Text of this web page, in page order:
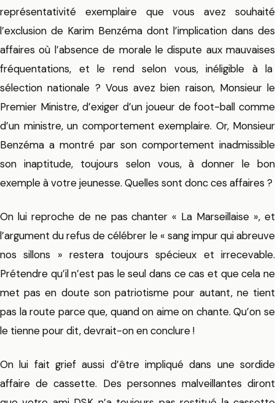
représentativité exemplaire que vous avez souhaité
l’exclusion de Karim Benzéma dont l’implication dans des
affaires où l’absence de morale le dispute aux mauvaises
fréquentations, et le rend selon vous, inéligible à la
sélection nationale ? Vous avez bien raison, Monsieur le
Premier Ministre, d’exiger d’un joueur de foot-ball comme
d’un ministre, un comportement exemplaire. Or, Monsieur
Benzéma a montré par son comportement inadmissible
son inaptitude, toujours selon vous, à donner le bon
exemple à votre jeunesse. Quelles sont donc ces affaires ?
On lui reproche de ne pas chanter « La Marseillaise », et
l’argument du refus de célébrer le « sang impur qui abreuve
nos sillons » restera toujours spécieux et irrecevable.
Prétendre qu’il n’est pas le seul dans ce cas et que cela ne
met pas en doute son patriotisme pour autant, ne tient
pas la route parce que, quand on aime on chante. Qu’on se
le tienne pour dit, devrait-on en conclure !
On lui fait grief aussi d’être impliqué dans une sordide
affaire de cassette. Des personnes malveillantes diront